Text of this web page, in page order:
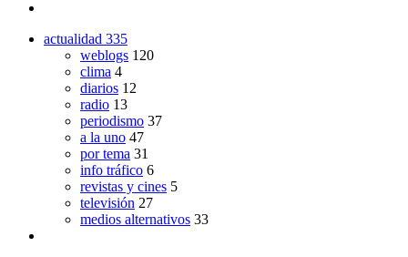
actualidad 335
weblogs 120
clima 4
diarios 12
radio 13
periodismo 37
a la uno 47
por tema 31
info tráfico 6
revistas y cines 5
televisión 27
medios alternativos 33